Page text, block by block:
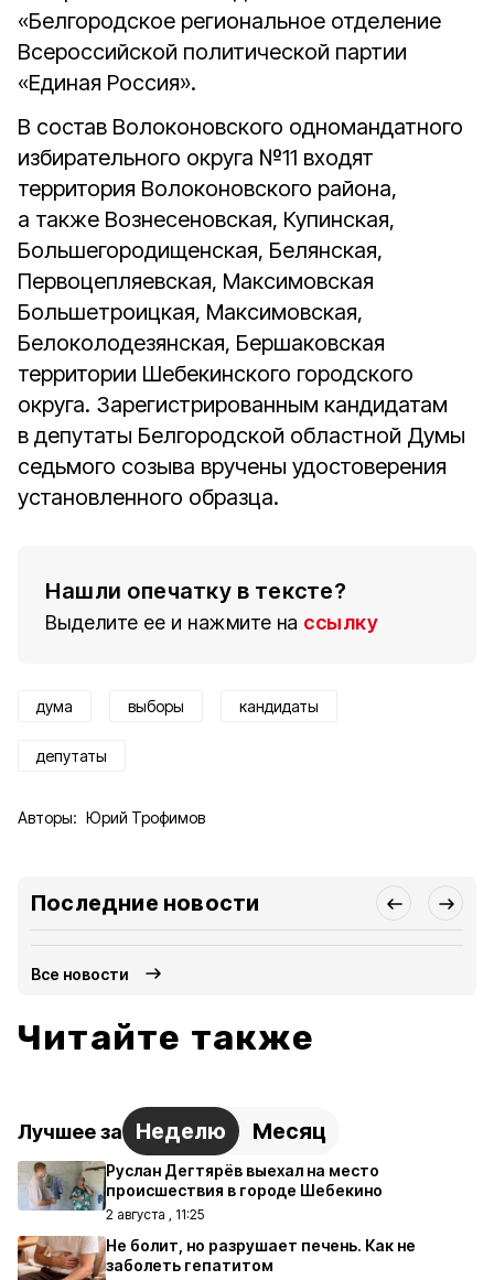
«Белгородское региональное отделение
Всероссийской политической партии
«Единая Россия».
В состав Волоконовского одномандатного
избирательного округа №11 входят
территория Волоконовского района,
а также Вознесеновская, Купинская,
Большегородищенская, Белянская,
Первоцепляевская, Максимовская
Большетроицкая, Максимовская,
Белоколодезянская, Бершаковская
территории Шебекинского городского
округа. Зарегистрированным кандидатам
в депутаты Белгородской областной Думы
седьмого созыва вручены удостоверения
установленного образца.
Нашли опечатку в тексте?
Выделите ее и нажмите на ссылку
дума выборы кандидаты
депутаты
Авторы: Юрий Трофимов
Последние новости
Все новости
Читайте также
Лучшее за Неделю Месяц
Руслан Дегтярёв выехал на место
происшествия в городе Шебекино
2 августа , 11:25
Не болит, но разрушает печень. Как не
заболеть гепатитом